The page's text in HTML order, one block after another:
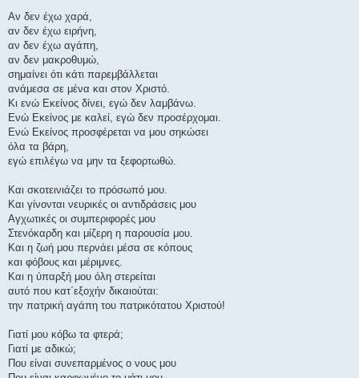
Αν δεν έχω χαρά,
αν δεν έχω ειρήνη,
αν δεν έχω αγάπη,
αν δεν μακροθυμώ,
σημαίνει ότι κάτι παρεμβάλλεται
ανάμεσα σε μένα και στον Χριστό.
Κι ενώ Εκείνος δίνει, εγώ δεν λαμβάνω.
Ενώ Εκείνος με καλεί, εγώ δεν προσέρχομαι.
Ενώ Εκείνος προσφέρεται να μου σηκώσει
όλα τα βάρη,
εγώ επιλέγω να μην τα ξεφορτωθώ.
Και σκοτεινιάζει το πρόσωπό μου.
Και γίνονται νευρικές οι αντιδράσεις μου
Αγχωτικές οι συμπεριφορές μου
Στενόκαρδη και μίζερη η παρουσία μου.
Και η ζωή μου περνάει μέσα σε κόπους
και φόβους και μέριμνες.
Και η ύπαρξή μου όλη στερείται
αυτό που κατ΄εξοχήν δικαιούται:
την πατρική αγάπη του πατρικότατου Χριστού!
Γιατί μου κόβω τα φτερά;
Γιατί με αδικώ;
Που είναι συνεπαρμένος ο νους μου